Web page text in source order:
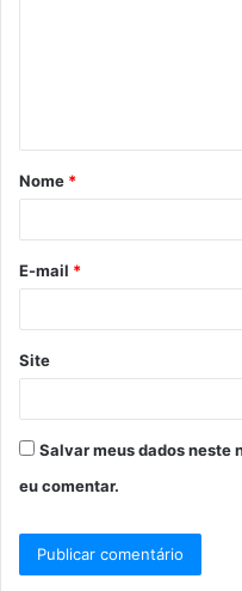
á
r
*
Nome *
E-mail *
Site
Salvar meus dados neste
eu comentar.